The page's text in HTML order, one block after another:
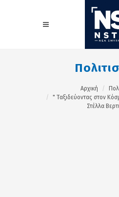
Αρχική
" Ταξιδεύοντας στον
Στέλλα